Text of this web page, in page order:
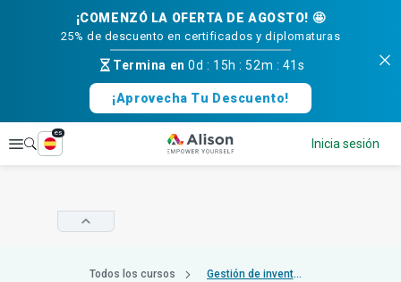
¡COMENZÓ LA OFERTA DE AGOSTO! 🤩
25% de descuento en certificados y diplomaturas
Termina en0d : 15h :52m : 40s
¡Aprovecha Tu Descuento!
Explorar
es
Inicia sesión
Todos los cursos Gestión de inventario